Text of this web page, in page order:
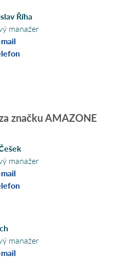
Říha
manažer
značku AMAZONE
manažer
manažer